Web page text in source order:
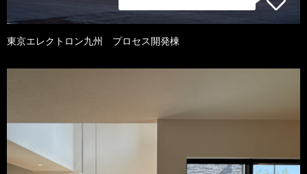
東京エレクトロン九州 プロセス開発棟